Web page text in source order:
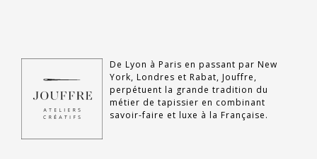
De Lyon à Paris en passant par New
York, Londres et Rabat, Jouffre,
perpétuent la grande tradition du
métier de tapissier en combinant
savoir-faire et luxe à la Française.